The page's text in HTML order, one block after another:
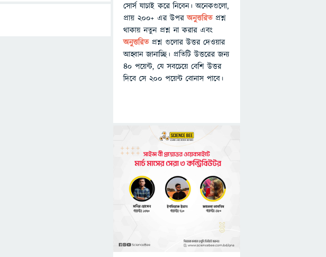
সোর্স যাচাই করে নিবেন। অনেকগুলো,
প্রায় ২০০+ এর উপরঅনুত্তরিতপ্রশ্ন
থাকায় নতুন প্রশ্ন না করার এবং
অনুত্তরিত প্রশ্ন গুলোর উত্তর দেওয়ার
আহ্বান জানাচ্ছি। প্রতিটি উত্তরের জন্য
৪০ পয়েন্ট, যে সবচেয়ে বেশি উত্তর
দিবে সে ২০০ পয়েন্ট বোনাস পাবে।